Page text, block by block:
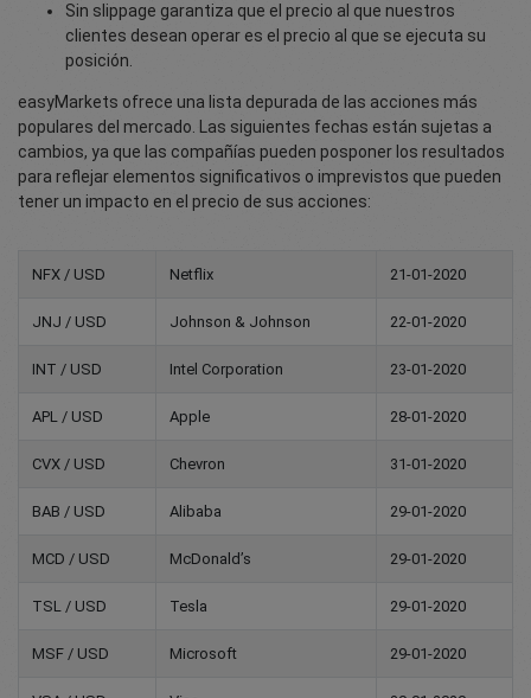
Sin slippage garantiza que el precio al que nuestros
clientes desean operar es el precio al que se ejecuta su
posición.
easyMarkets ofrece una lista depurada de las acciones más
populares del mercado. Las siguientes fechas están sujetas a
cambios, ya que las compañías pueden posponer los resultados
para reflejar elementos significativos o imprevistos que pueden
tener un impacto en el precio de sus acciones:
NFX / USD Netflix 21-01-2020
JNJ / USD Johnson & Johnson 22-01-2020
INT / USD Intel Corporation 23-01-2020
APL / USD Apple 28-01-2020
CVX / USD Chevron 31-01-2020
BAB / USD Alibaba 29-01-2020
MCD / USD McDonald’s 29-01-2020
TSL / USD Tesla 29-01-2020
MSF / USD Microsoft 29-01-2020